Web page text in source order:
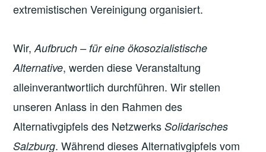
extremistischen Vereinigung organisiert.
Wir,Aufbruch – für eine ökosozialistische
Alternative, werden diese Veranstaltung
alleinverantwortlich durchführen. Wir stellen
unseren Anlass in den Rahmen des
Alternativgipfels des NetzwerksSolidarisches
Salzburg. Während dieses Alternativgipfels vom